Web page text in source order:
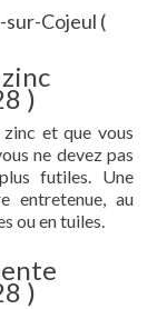
sur-Cojeul (
)
et que vous
ne devez pas
futiles. Une
entretenue, au
ou en tuiles.
)